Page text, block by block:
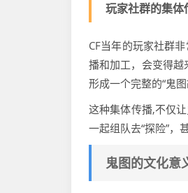
玩家社群的集
CF当年的玩家社群
播和加工，会变得
形成一个完整的“鬼图
这种集体传播,不仅
一起组队去“探险”，
鬼图的文化意